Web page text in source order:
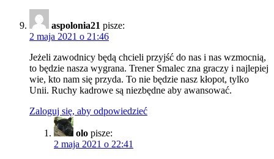
aspolonia21 pisze:
2 maja 2021 o 21:46
Jeżeli zawodnicy będą chcieli przyjść do nas i nas wzmocnią,
to będzie nasza wygrana. Trener Smalec zna graczy i najlepiej
wie, kto nam się przyda. To nie będzie nasz kłopot, tylko
Unii. Ruchy kadrowe są niezbędne aby awansować.
Zaloguj się, aby odpowiedzieć
olo pisze:
2 maja 2021 o 22:41